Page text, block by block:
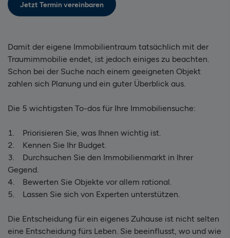
Jetzt Termin vereinbaren
Damit der eigene Immobilientraum tatsächlich mit der
Traumimmobilie endet, ist jedoch einiges zu beachten.
Schon bei der Suche nach einem geeigneten Objekt
zahlen sich Planung und ein guter Überblick aus.
Die 5 wichtigsten To-dos für Ihre Immobiliensuche:
1. Priorisieren Sie, was Ihnen wichtig ist.
2. Kennen Sie Ihr Budget.
3. Durchsuchen Sie den Immobilienmarkt in Ihrer
Gegend.
4. Bewerten Sie Objekte vor allem rational.
5. Lassen Sie sich von Experten unterstützen.
Die Entscheidung für ein eigenes Zuhause ist nicht selten
eine Entscheidung fürs Leben. Sie beeinflusst, wo und wie